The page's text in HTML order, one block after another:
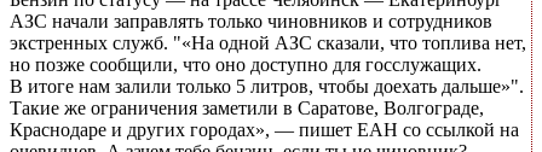
АЗС начали заправлять только чиновников и сотрудников
экстренных служб. "«На одной АЗС сказали, что топлива нет,
но позже сообщили, что оно доступно для госслужащих.
В итоге нам залили только 5 литров, чтобы доехать дальше»".
Такие же ограничения заметили в Саратове, Волгограде,
Краснодаре и других городах», — пишет ЕАН со ссылкой на